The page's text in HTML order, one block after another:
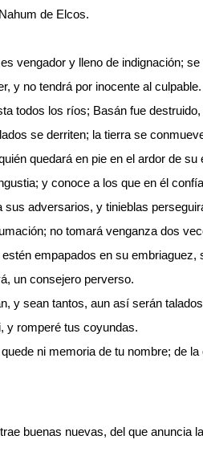
de Elcos.
vengador y lleno de indignación;
y no tendrá por inocente al
todos los ríos; Basán fue
se derriten; la tierra se
quedará en pie en el ardor de
y conoce a los que en él
adversarios, y tinieblas
no tomará venganza dos
empapados en su
un consejero perverso.
y sean tantos, aun así serán
y romperé tus coyundas.
ni memoria de tu nombre; de
buenas nuevas, del que